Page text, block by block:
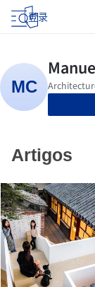
登录
Artigos